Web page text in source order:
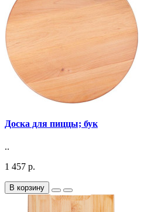
Доска для пиццы; бук
..
1 457 р.
В корзину